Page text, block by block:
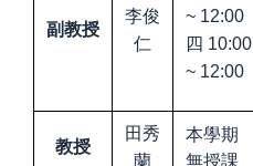
副教授
李俊
仁
~ 12:00
四 10:00
~ 12:00
教授
田秀
蘭
本學期
無授課